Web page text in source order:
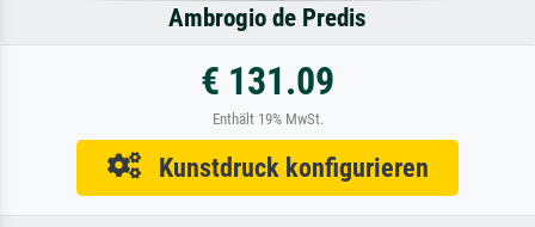
Ambrogio de Predis
€ 131.09
Enthält 19% MwSt.
Kunstdruck konfigurieren